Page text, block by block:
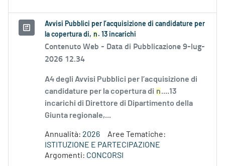
Avvisi Pubblici per l’acquisizione di candidature per
la copertura di, n . 13 incarichi
Contenuto Web - Data di Pubblicazione 9-lug-
2026 12.34
A4 degli Avvisi Pubblici per l’acquisizione di
candidature per la copertura di n....13
incarichi di Direttore di Dipartimento della
Giunta regionale,...
Annualità: 2026
Aree Tematiche:
ISTITUZIONE E PARTECIPAZIONE
Argomenti: CONCORSI